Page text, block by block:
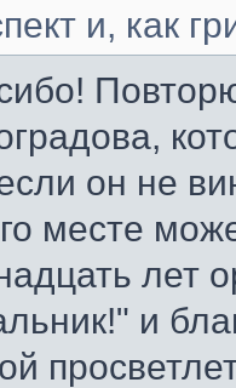
и, как
он не
месте
лет
и